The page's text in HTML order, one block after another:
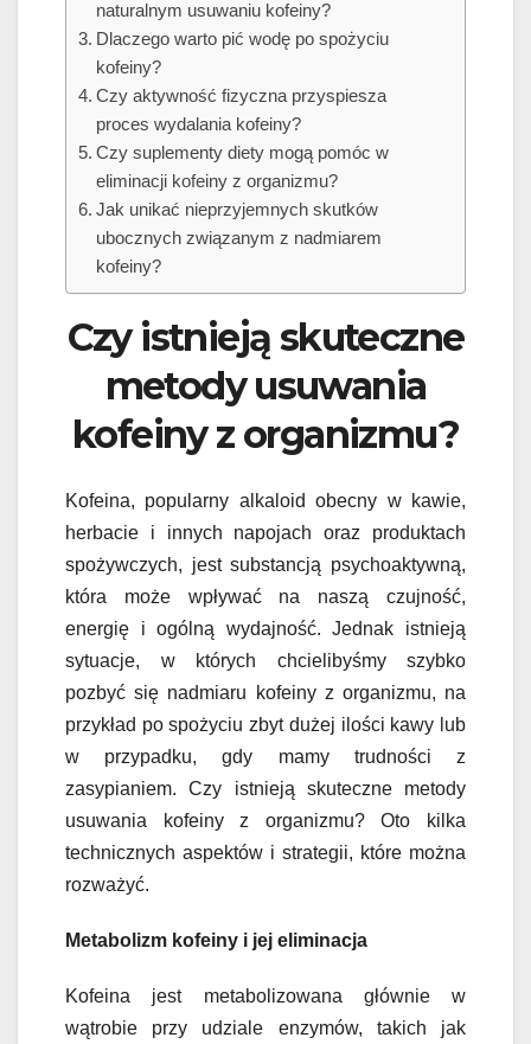
naturalnym usuwaniu kofeiny?
Dlaczego warto pić wodę po spożyciu
kofeiny?
Czy aktywność fizyczna przyspiesza
proces wydalania kofeiny?
Czy suplementy diety mogą pomóc w
eliminacji kofeiny z organizmu?
Jak unikać nieprzyjemnych skutków
ubocznych związanym z nadmiarem
kofeiny?
Czy istnieją skuteczne
metody usuwania
kofeiny z organizmu?
Kofeina, popularny alkaloid obecny w kawie,
herbacie i innych napojach oraz produktach
spożywczych, jest substancją psychoaktywną,
która może wpływać na naszą czujność,
energię i ogólną wydajność. Jednak istnieją
sytuacje, w których chcielibyśmy szybko
pozbyć się nadmiaru kofeiny z organizmu, na
przykład po spożyciu zbyt dużej ilości kawy lub
w przypadku, gdy mamy trudności z
zasypianiem. Czy istnieją skuteczne metody
usuwania kofeiny z organizmu? Oto kilka
technicznych aspektów i strategii, które można
rozważyć.
Metabolizm kofeiny i jej eliminacja
Kofeina jest metabolizowana głównie w
wątrobie przy udziale enzymów, takich jak